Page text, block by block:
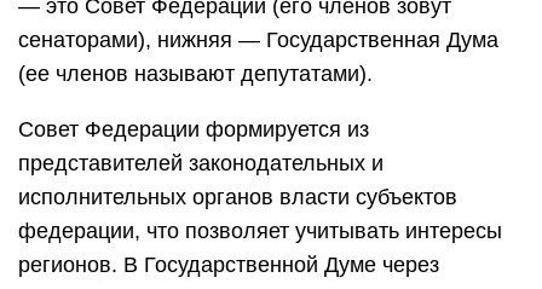
— это Совет Федерации (его членов зовут
сенаторами), нижняя — Государственная Дума
(ее членов называют депутатами).
Совет Федерации формируется из
представителей законодательных и
исполнительных органов власти субъектов
федерации, что позволяет учитывать интересы
регионов. В Государственной Думе через